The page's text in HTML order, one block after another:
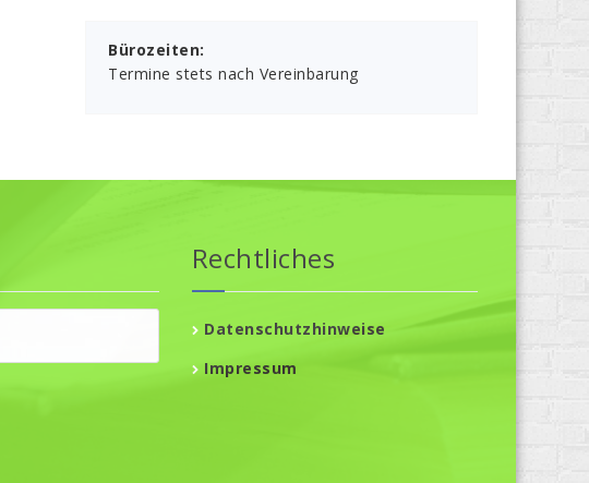
Bürozeiten:
Termine stets nach Vereinbarung
Rechtliches
Datenschutzhinweise
Impressum